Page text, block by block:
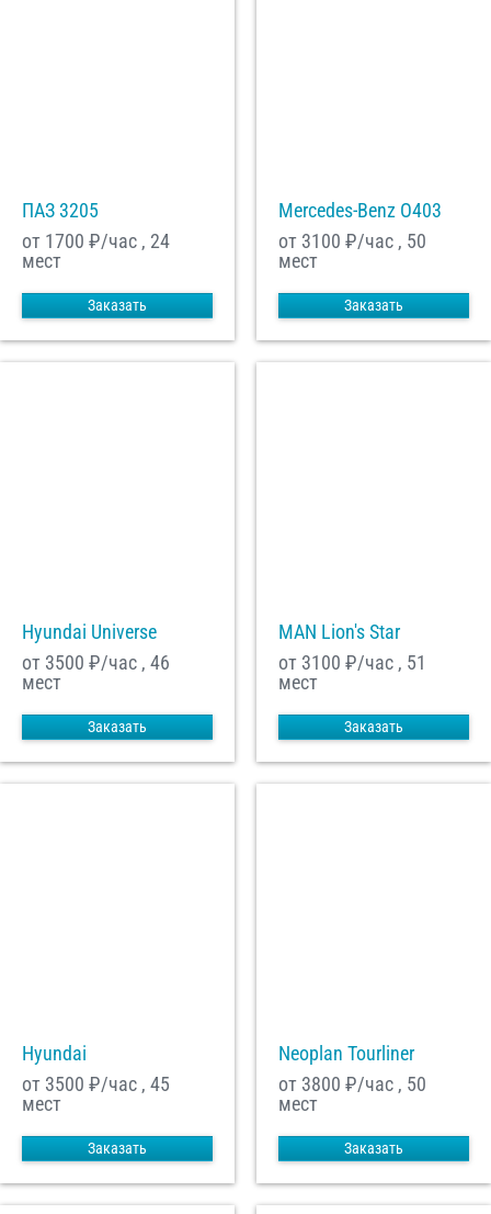
ПАЗ 3205
от 1700 ₽/час , 24
мест
Заказать
Mercedes-Benz О403
от 3100 ₽/час , 50
мест
Заказать
Hyundai Universe
от 3500 ₽/час , 46
мест
Заказать
MAN Lion's Star
от 3100 ₽/час , 51
мест
Заказать
Hyundai
от 3500 ₽/час , 45
мест
Заказать
Neoplan Tourliner
от 3800 ₽/час , 50
мест
Заказать